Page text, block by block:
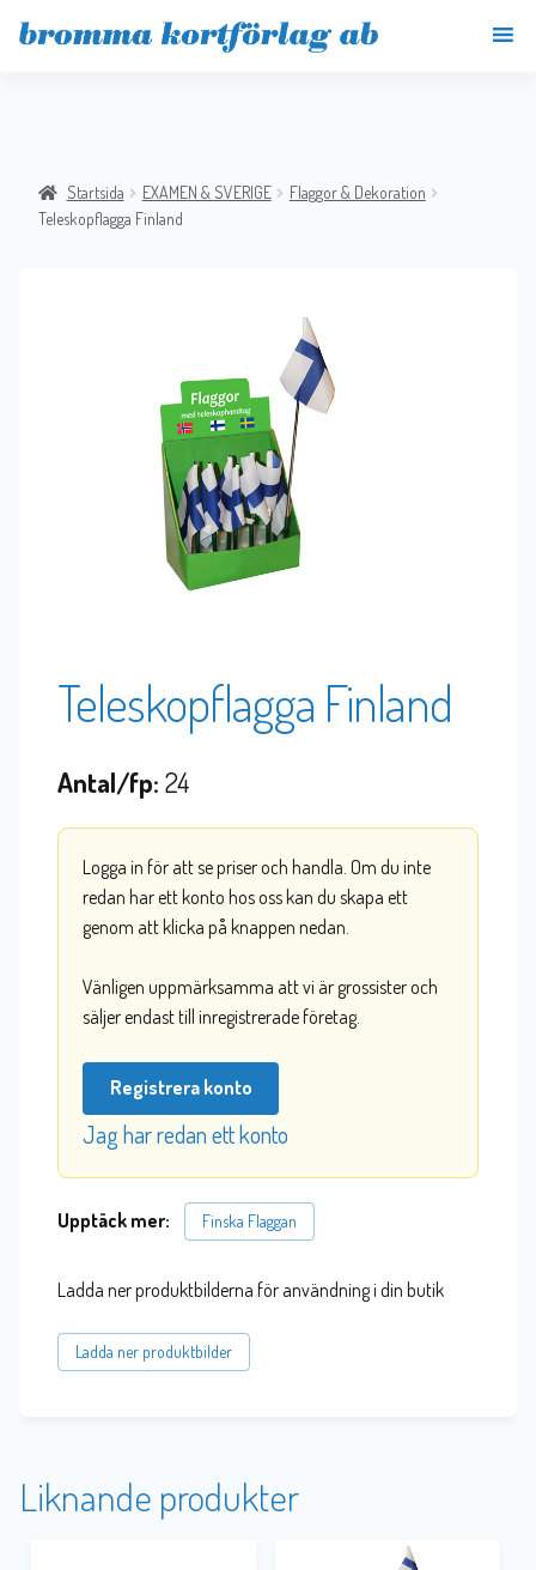
Startsida EXAMEN & SVERIGE
Flaggor & Dekoration
Teleskopflagga Finland
Teleskopflagga Finland
Antal/fp: 24
Logga in för att se priser och handla. Om du inte
redan har ett konto hos oss kan du skapa ett
genom att klicka på knappen nedan.
Vänligen uppmärksamma att vi är grossister och
säljer endast till inregistrerade företag.
Registrera konto
Jag har redan ett konto
Upptäck mer: Finska Flaggan
Ladda ner produktbilderna för användning i din butik
Ladda ner produktbilder
Liknande produkter